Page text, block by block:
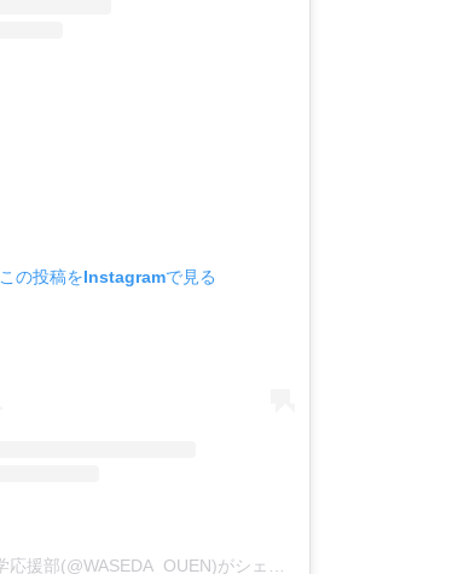
この投稿をInstagramで見る